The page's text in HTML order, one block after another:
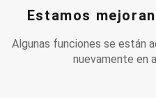
Estamos
Algunas funciones se están
nuevamente en